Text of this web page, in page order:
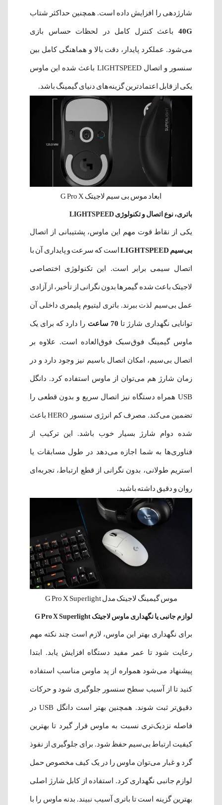
شارژدهی را افزایش داده است. همچنین حداکثر شتاب
40G باعث کنترل کامل در لحظات حساس بازی
می‌شود. عملکرد پایدار، دقت بالا و هماهنگی کامل بین
سنسور و اتصال LIGHTSPEED باعث شده این ماوس
یکی از قابل اعتمادترین گزینه‌های دنیای گیمینگ باشد.
ابعاد موس بی سیم لاجیتک G Pro X
باتری، نوع اتصال و تکنولوژی LIGHTSPEED
یکی از نقاط قوت مهم این ماوس، پشتیبانی از اتصال
بی‌سیم LIGHTSPEED است که سرعت و پایداری آن با
اتصال سیمی برابر است. این تکنولوژی اختصاصی
لاجیتک باعث شده گیمرها بدون نگرانی از تأخیر، از آزادی
عمل بی‌سیم لذت ببرند. باتری لیتیوم پلیمری داخلی آن
توانایی نگهداری شارژ تا 70 ساعت را دارد که برای یک
ماوس گیمینگ فوق‌سبک فوق‌العاده است. علاوه بر
اتصال بی‌سیم، امکان اتصال باسیم نیز وجود دارد و در
زمان شارژ هم می‌توان از ماوس استفاده کرد. دانگل
USB همراه دستگاه نیز اتصال سریع و بدون قطعی را
تضمین می‌کند. مصرف کم انرژی سنسور HERO باعث
شده دوام شارژ بسیار خوب باشد. این ترکیب از
فناوری‌ها به شما اجازه می‌دهد در طول مسابقات یا
استریم طولانی، بدون نگرانی از قطع ارتباط، تجربه‌ای
روان و دقیق داشته باشید.
موس گیمینگ لاجیتک مدل G Pro X Superlight
لوازم جانبی یا نگهداری ماوس لاجیتک G Pro X Superlight
برای نگهداری بهتر این ماوس، لازم است چند نکته مهم
رعایت شود تا عمر مفید دستگاه افزایش یابد. ابتدا
پیشنهاد می‌شود همواره از پد ماوس مناسب استفاده
کنید تا از آسیب سطح سنسور جلوگیری شود و حرکات
دقیق‌تر ثبت شوند. همچنین بهتر است دانگل USB در
فاصله نزدیک‌تری نسبت به ماوس قرار گیرد تا بهترین
کیفیت ارتباط بی‌سیم حفظ شود. برای جلوگیری از نفوذ
گرد و غبار می‌توان ماوس را در یک کیف مخصوص حمل
لوازم جانبی نگهداری کرد. استفاده از کابل شارژ اصلی
بهترین گزینه است تا باتری آسیب نبیند. بدنه ماوس را با